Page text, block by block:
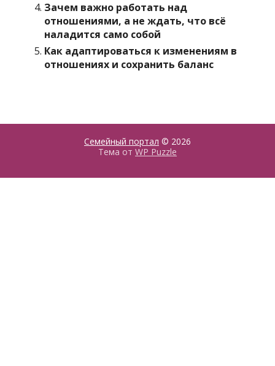
Зачем важно работать над
отношениями, а не ждать, что всё
наладится само собой
Как адаптироваться к изменениям в
отношениях и сохранить баланс
Семейный портал © 2026
Тема от WP Puzzle